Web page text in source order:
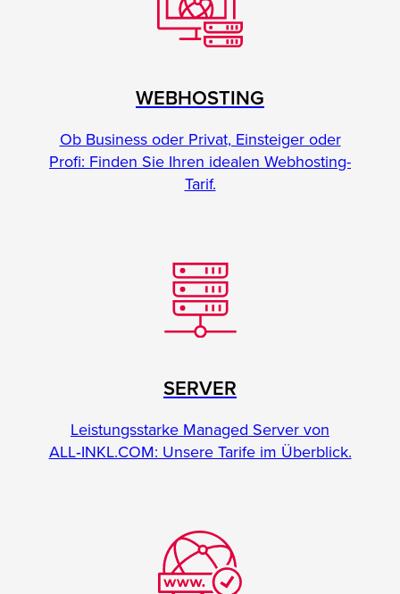
WEBHOSTING
Ob Business oder Privat, Einsteiger oder
Profi: Finden Sie Ihren idealen Webhosting-
Tarif.
SERVER
Leistungsstarke Managed Server von
ALL‑INKL.COM: Unsere Tarife im Überblick.